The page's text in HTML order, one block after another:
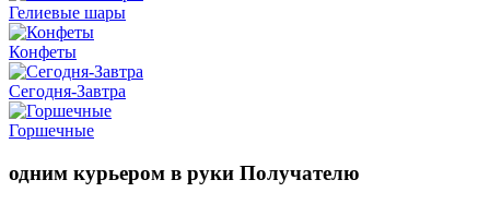
Гелиевые шары
Конфеты
Сегодня-Завтра
Горшечные
одним курьером в руки Получателю